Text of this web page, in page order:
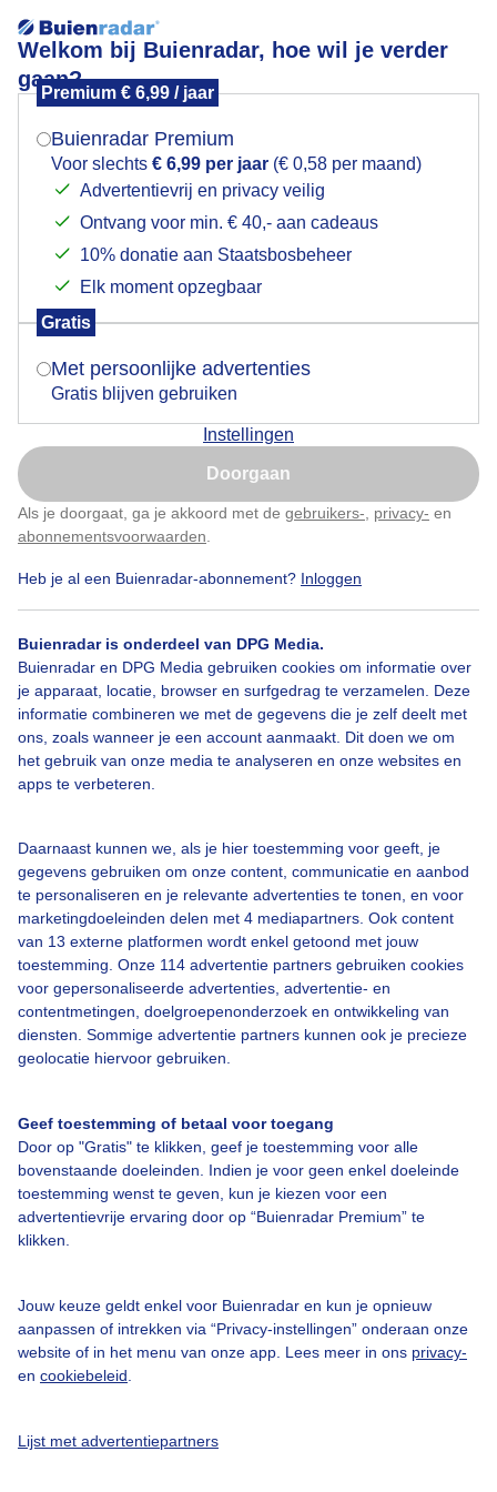
Welkom bij Buienradar, hoe wil je verder
gaan?
Premium € 6,99 / jaar
Buienradar Premium
Voor slechts € 6,99 per jaar (€ 0,58 per maand)
Advertentievrij en privacy veilig
Ontvang voor min. € 40,- aan cadeaus
10% donatie aan Staatsbosbeheer
Elk moment opzegbaar
Gratis
Met persoonlijke advertenties
Gratis blijven gebruiken
Instellingen
Doorgaan
Als je doorgaat, ga je akkoord met de gebruikers- privacy- en
abonnementsvoorwaarden
Heb je al een Buienradar-abonnement? Inloggen
Buienradar is onderdeel van DPG Media.
Buienradar en DPG Media gebruiken cookies om informatie over
je apparaat, locatie, browser en surfgedrag te verzamelen. Deze
informatie combineren we met de gegevens die je zelf deelt met
ons, zoals wanneer je een account aanmaakt. Dit doen we om
het gebruik van onze media te analyseren en onze websites en
apps te verbeteren.
Daarnaast kunnen we, als je hier toestemming voor geeft, je
gegevens gebruiken om onze content, communicatie en aanbod
te personaliseren en je relevante advertenties te tonen, en voor
marketingdoeleinden delen met 4 mediapartners. Ook content
van 13 externe platformen wordt enkel getoond met jouw
toestemming. Onze 114 advertentie partners gebruiken cookies
voor gepersonaliseerde advertenties, advertentie- en
contentmetingen, doelgroepenonderzoek en ontwikkeling van
diensten. Sommige advertentie partners kunnen ook je precieze
geolocatie hiervoor gebruiken.
Geef toestemming of betaal voor toegang
Door op "Gratis" te klikken, geef je toestemming voor alle
bovenstaande doeleinden. Indien je voor geen enkel doeleinde
toestemming wenst te geven, kun je kiezen voor een
advertentievrije ervaring door op “Buienradar Premium” te
klikken.
Jouw keuze geldt enkel voor Buienradar en kun je opnieuw
aanpassen of intrekken via “Privacy-instellingen” onderaan onze
website of in het menu van onze app. Lees meer in ons privacy-
en cookiebeleid
Lijst met advertentiepartners
versiert prikkeldraad in de ochtend
versiert prikkeldraad in de ochtend
Mistdruppels Zonsopkomst
Bekijk slideshow
Een moment geduld aub...
Bedrijfsgegevens
Veelgestelde vragen
Contact
Adverteren
Buienradar Team
Cookie beleid
Mogen we je locatie gebruiken voor het
Indien je hier nog geen akkoord op hebt gegeven,
verschijnt er zo een pop-up uit je browser waarin
Is goed, toon de popup
Nu niet, misschien later
Klik hierom dit aan te passen